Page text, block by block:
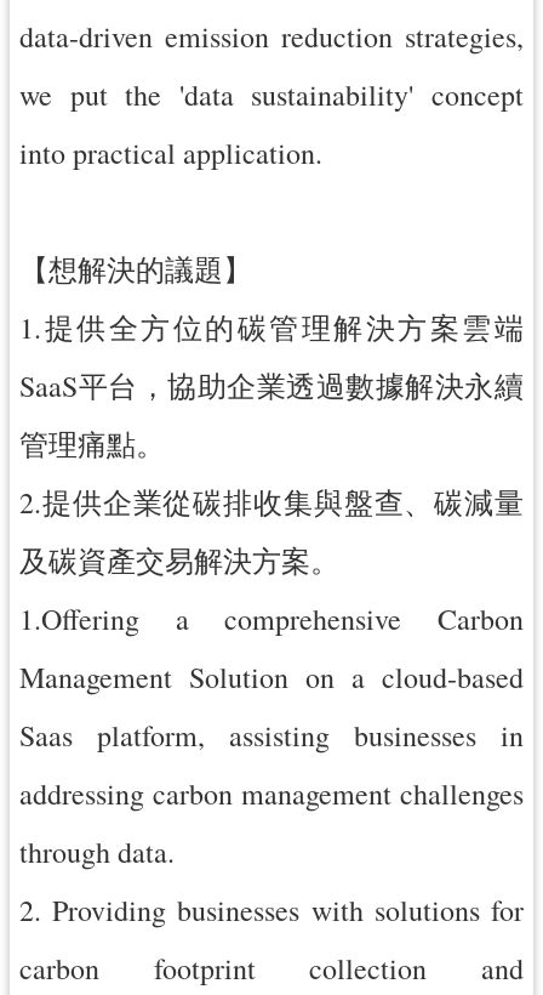
data-driven emission reduction strategies,
we put the 'data sustainability' concept
into practical application.
【想解決的議題】
1.提供全方位的碳管理解決方案雲端
SaaS平台，協助企業透過數據解決永續
管理痛點。
2.提供企業從碳排收集與盤查、碳減量
及碳資產交易解決方案。
1.Offering a comprehensive Carbon
Management Solution on a cloud-based
Saas platform, assisting businesses in
addressing carbon management challenges
through data.
2. Providing businesses with solutions for
carbon footprint collection and